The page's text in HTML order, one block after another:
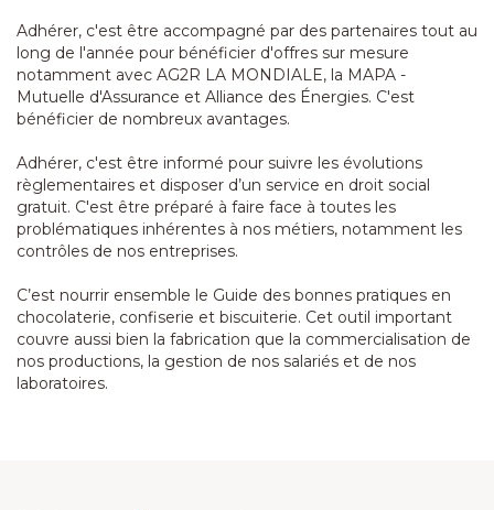
Adhérer, c'est être accompagné par des partenaires tout au
long de l'année pour bénéficier d'offres sur mesure
notamment avec AG2R LA MONDIALE, la MAPA -
Mutuelle d'Assurance et Alliance des Énergies. C'est
bénéficier de nombreux avantages.
Adhérer, c'est être informé pour suivre les évolutions
règlementaires et disposer d’un service en droit social
gratuit. C'est être préparé à faire face à toutes les
problématiques inhérentes à nos métiers, notamment les
contrôles de nos entreprises.
C’est nourrir ensemble le Guide des bonnes pratiques en
chocolaterie, confiserie et biscuiterie. Cet outil important
couvre aussi bien la fabrication que la commercialisation de
nos productions, la gestion de nos salariés et de nos
laboratoires.